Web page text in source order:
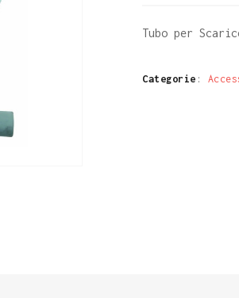
Tubo per
Categorie :